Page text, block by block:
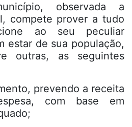
observada a
compete prover a tudo
ao seu peculiar
estar de sua população,
outras, as seguintes
prevendo a receita
com base em